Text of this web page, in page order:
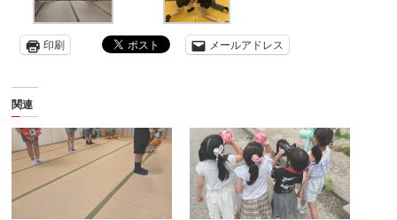
印刷 メールアドレス
関連